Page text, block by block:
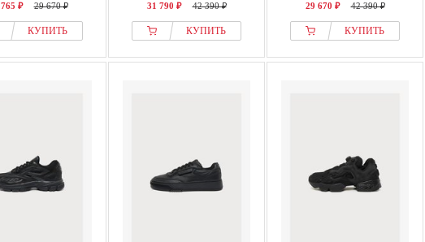
₽ 29 670 ₽
КУПИТЬ
31 790 ₽ 42 390 ₽
КУПИТЬ
29 670 ₽ 42 390 ₽
КУПИТЬ